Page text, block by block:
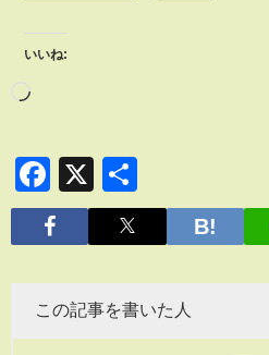
いいね:
Facebook
X
有
この記事を書いた人